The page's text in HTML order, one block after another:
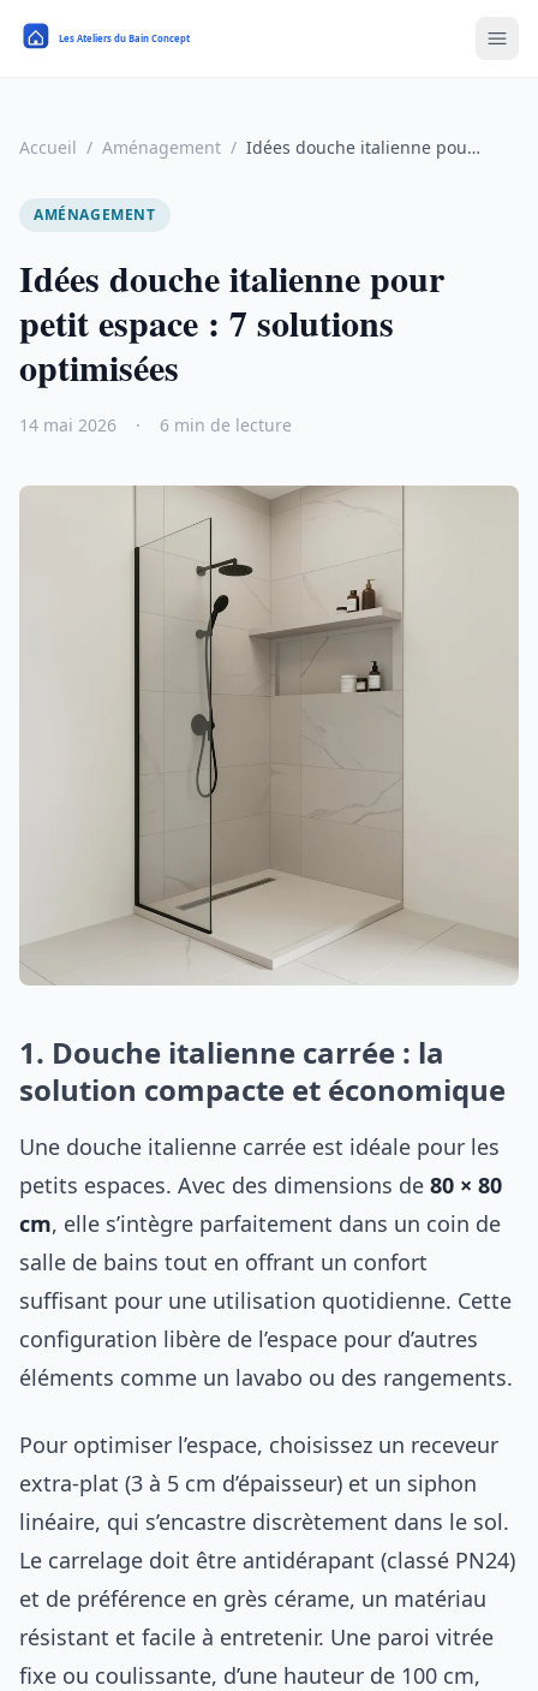
Accueil / Aménagement / Idées douche italienne pour petit espace : 7 solutions optimisées
AMÉNAGEMENT
Idées douche italienne pour
petit espace : 7 solutions
optimisées
14 mai 2026 · 6 min de lecture
1. Douche italienne carrée : la
solution compacte et économique
Une douche italienne carrée est idéale pour les
petits espaces. Avec des dimensions de 80 × 80
cm, elle s’intègre parfaitement dans un coin de
salle de bains tout en offrant un confort
suffisant pour une utilisation quotidienne. Cette
configuration libère de l’espace pour d’autres
éléments comme un lavabo ou des rangements.
Pour optimiser l’espace, choisissez un receveur
extra-plat (3 à 5 cm d’épaisseur) et un siphon
linéaire, qui s’encastre discrètement dans le sol.
Le carrelage doit être antidérapant (classé PN24)
et de préférence en grès cérame, un matériau
résistant et facile à entretenir. Une paroi vitrée
fixe ou coulissante, d’une hauteur de 100 cm,